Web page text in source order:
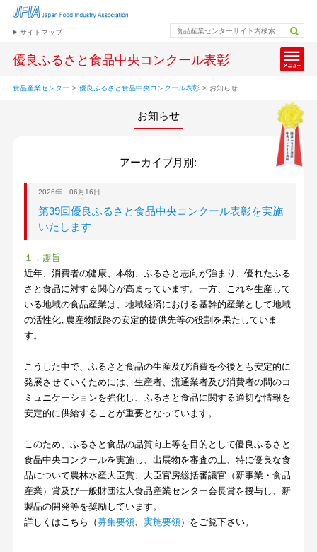
サイトマップ
優良ふるさと食品中央コンクール表彰
食品産業センター > 優良ふるさと食品中央コンクール表彰 > お知らせ
お知らせ
アーカイブ月別:
2026年 06月16日
第39回優良ふるさと食品中央コンクール表彰を実施
いたします
１．趣旨
近年、消費者の健康、本物、ふるさと志向が強まり、優れたふる
さと食品に対する関心が高まっています。一方、これを生産して
いる地域の食品産業は、地域経済における基幹的産業として地域
の活性化､農産物販路の安定的提供先等の役割を果たしていま
す。
こうした中で、ふるさと食品の生産及び消費を今後とも安定的に
発展させていくためには、生産者、流通業者及び消費者の間のコ
ミュニケーションを強化し、ふるさと食品に関する適切な情報を
安定的に供給することが重要となっています。
このため、ふるさと食品の品質向上等を目的として優良ふるさと
食品中央コンクールを実施し、出展物を審査の上、特に優良な食
品について農林水産大臣賞、大臣官房総括審議官（新事業・食品
産業）賞及び一般財団法人食品産業センター会長賞を授与し、新
製品の開発等を奨励しています。
詳しくはこちら（募集要領、実施要領）をご覧下さい。